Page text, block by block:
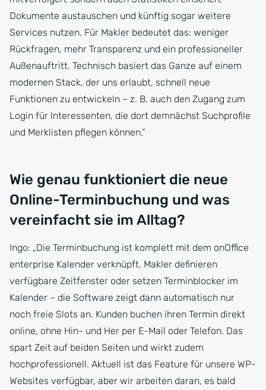
Dokumente austauschen und künftig sogar weitere
Services nutzen. Für Makler bedeutet das: weniger
Rückfragen, mehr Transparenz und ein professioneller
Außenauftritt. Technisch basiert das Ganze auf einem
modernen Stack, der uns erlaubt, schnell neue
Funktionen zu entwickeln – z. B. auch den Zugang zum
Login für Interessenten, die dort demnächst Suchprofile
und Merklisten pflegen können.”
Wie genau funktioniert die neue
Online-Terminbuchung und was
vereinfacht sie im Alltag?
Ingo: „Die Terminbuchung ist komplett mit dem onOffice
enterprise Kalender verknüpft. Makler definieren
verfügbare Zeitfenster oder setzen Terminblocker im
Kalender – die Software zeigt dann automatisch nur
noch freie Slots an. Kunden buchen ihren Termin direkt
online, ohne Hin- und Her per E-Mail oder Telefon. Das
spart Zeit auf beiden Seiten und wirkt zudem
hochprofessionell. Aktuell ist das Feature für unsere WP-
Websites verfügbar, aber wir arbeiten daran, es bald